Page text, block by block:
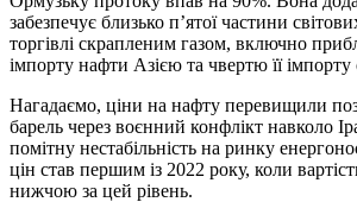
забезпечує близько п’ятої частини
торгівлі скрапленим газом, включно
імпорту нафти Азією та чвертю її імпорту
Нагадаємо, ціни на нафту перевищили
барель через воєнний конфлікт навколо
помітну нестабільність на ринку
цін став першим із 2022 року, коли
нижчою за цей рівень.